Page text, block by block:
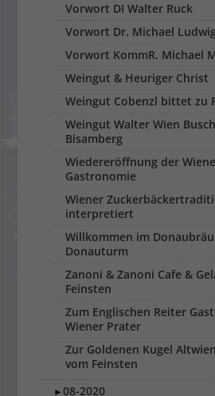
Vorwort DI Walter Ruck
Vorwort Dr. Michael
Vorwort KommR. Michael
Weingut & Heuriger Christ
Weingut Cobenzl bittet zu
Weingut Walter Wien
Bisamberg
Wiedereröffnung der
Gastronomie
Wiener
interpretiert
Willkommen im
Donauturm
Zanoni & Zanoni Cafe &
Feinsten
Zum Englischen Reiter
Wiener Prater
Zur Goldenen Kugel
vom Feinsten
►08-2020